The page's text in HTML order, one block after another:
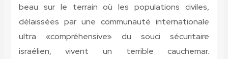
beau sur le terrain où les populations civiles,
délaissées par une communauté internationale
ultra «compréhensive» du souci sécuritaire
israélien, vivent un terrible cauchemar.